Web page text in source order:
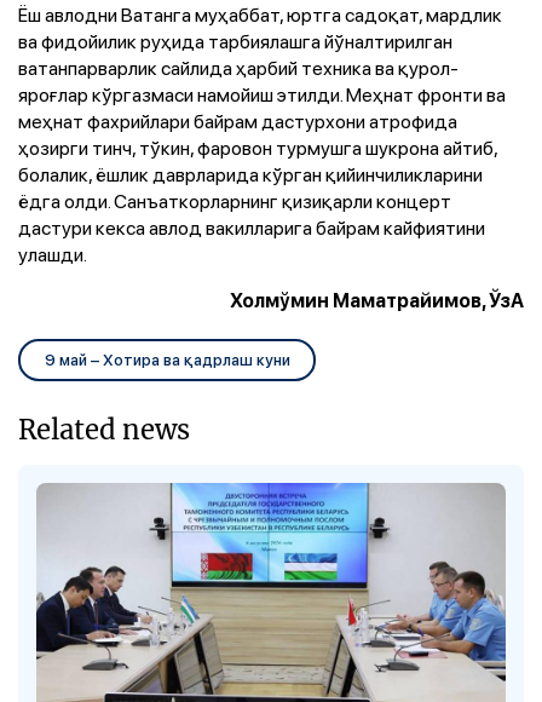
Ёш авлодни Ватанга муҳаббат, юртга садоқат, мардлик
ва фидойилик руҳида тарбиялашга йўналтирилган
ватанпарварлик сайлида ҳарбий техника ва қурол-
яроғлар кўргазмаси намойиш этилди. Меҳнат фронти ва
меҳнат фахрийлари байрам дастурхони атрофида
ҳозирги тинч, тўкин, фаровон турмушга шукрона айтиб,
болалик, ёшлик даврларида кўрган қийинчиликларини
ёдга олди. Санъаткорларнинг қизиқарли концерт
дастури кекса авлод вакилларига байрам кайфиятини
улашди.
Холмўмин Маматрайимов, ЎзА
9 май – Хотира ва қадрлаш куни
Related news